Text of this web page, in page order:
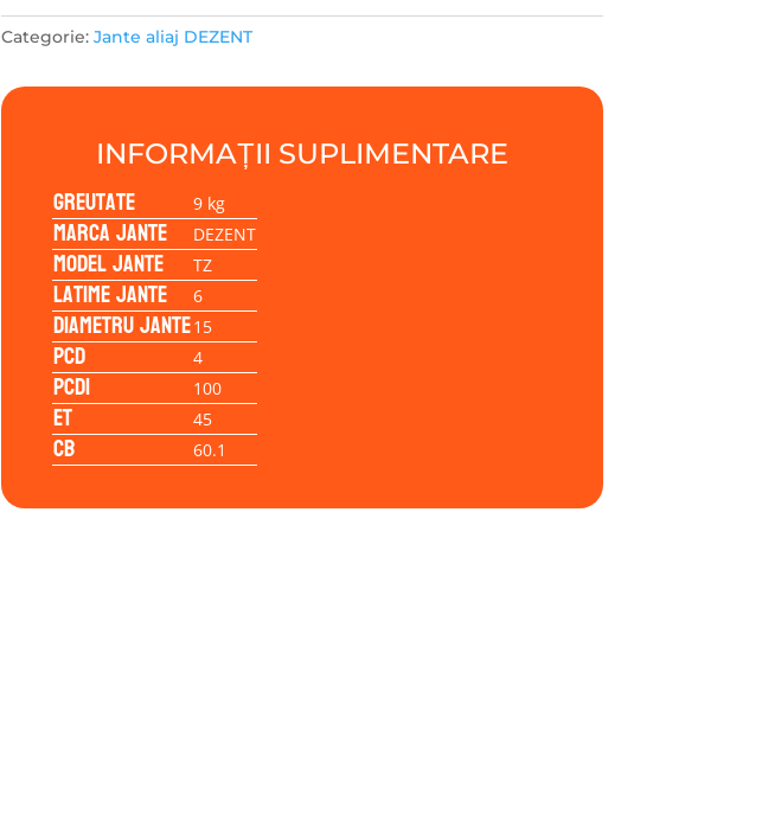
TZ
6.00x15
4/100/45/60,1
Categorie: Jante aliaj DEZENT
INFORMAȚII SUPLIMENTARE
Greutate 9 kg
Marca jante DEZENT
Model jante TZ
Latime jante 6
Diametru jante15
PCD 4
PCD1 100
ET 45
CB 60.1